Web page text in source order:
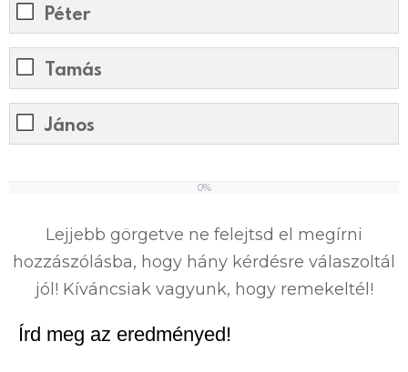
Péter
Tamás
János
0%
Lejjebb görgetve ne felejtsd el megírni
hozzászólásba, hogy hány kérdésre válaszoltál
jól! Kíváncsiak vagyunk, hogy remekeltél!
Írd meg az eredményed!